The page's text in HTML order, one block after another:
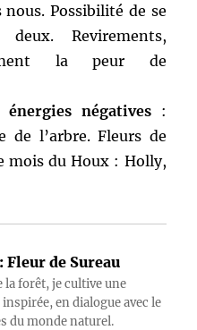
Possibilité de se
Revirements,
la peur de
négatives :
de l’arbre. Fleurs de
mois du Houx : Holly,
Fleur de Sureau
forêt, je cultive une
en dialogue avec le
du monde naturel.